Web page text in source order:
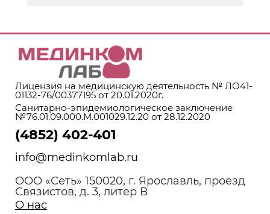
Лицензия на медицинскую деятельность № ЛО41-
01132-76/00377195 от 20.01.2020г.
Санитарно-эпидемиологическое заключение
№76.01.09.000.М.001029.12.20 от 28.12.2020
(4852) 402-401
info@medinkomlab.ru
ООО «Сеть» 150020, г. Ярославль, проезд
Связистов, д. 3, литер В
О нас